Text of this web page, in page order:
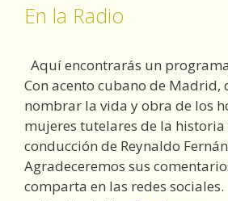
En la Radio
Aquí encontrarás un
Con acento cubano de Madrid,
nombrar la vida y obra de los
mujeres tutelares de la historia
conducción de Reynaldo
Agradeceremos sus
comparta en las redes